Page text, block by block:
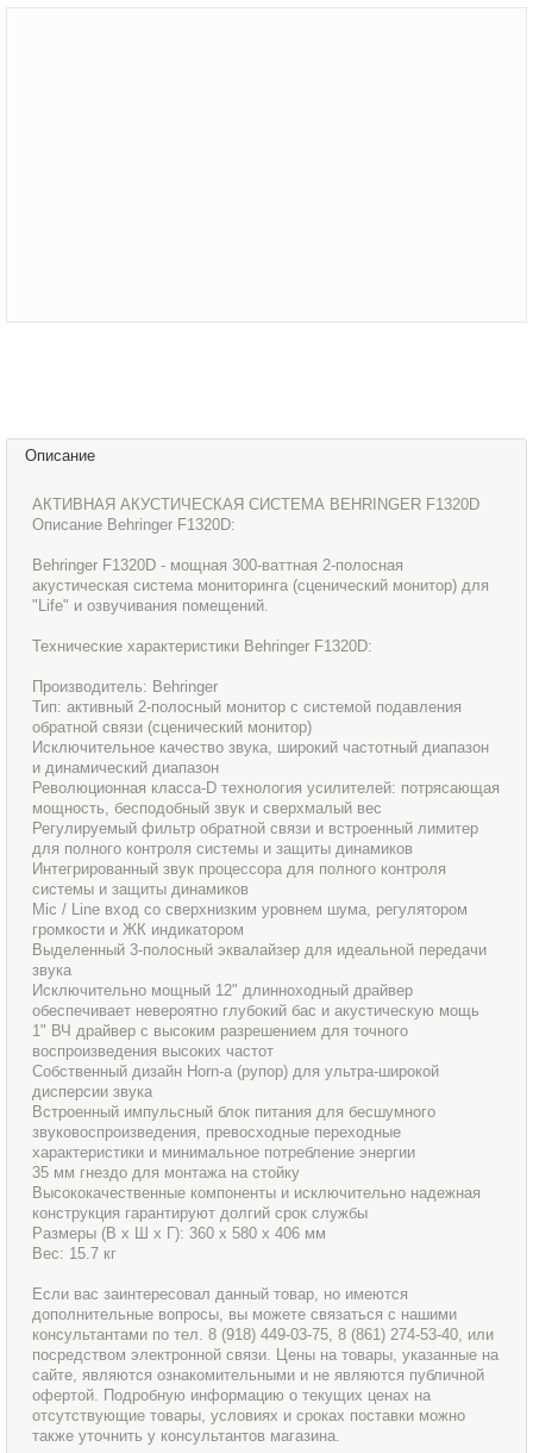
Описание
АКТИВНАЯ АКУСТИЧЕСКАЯ СИСТЕМА BEHRINGER F1320D
Описание Behringer F1320D:
Behringer F1320D - мощная 300-ваттная 2-полосная
акустическая система мониторинга (сценический монитор) для
"Life" и озвучивания помещений.
Технические характеристики Behringer F1320D:
Производитель: Behringer
Тип: активный 2-полосный монитор с системой подавления
обратной связи (сценический монитор)
Исключительное качество звука, широкий частотный диапазон
и динамический диапазон
Революционная класса-D технология усилителей: потрясающая
мощность, бесподобный звук и сверхмалый вес
Регулируемый фильтр обратной связи и встроенный лимитер
для полного контроля системы и защиты динамиков
Интегрированный звук процессора для полного контроля
системы и защиты динамиков
Mic / Line вход со сверхнизким уровнем шума, регулятором
громкости и ЖК индикатором
Выделенный 3-полосный эквалайзер для идеальной передачи
звука
Исключительно мощный 12" длинноходный драйвер
обеспечивает невероятно глубокий бас и акустическую мощь
1" ВЧ драйвер с высоким разрешением для точного
воспроизведения высоких частот
Собственный дизайн Horn-а (рупор) для ультра-широкой
дисперсии звука
Встроенный импульсный блок питания для бесшумного
звуковоспроизведения, превосходные переходные
характеристики и минимальное потребление энергии
35 мм гнездо для монтажа на стойку
Высококачественные компоненты и исключительно надежная
конструкция гарантируют долгий срок службы
Размеры (В х Ш х Г): 360 х 580 х 406 мм
Вес: 15.7 кг
Если вас заинтересовал данный товар, но имеются
дополнительные вопросы, вы можете связаться с нашими
консультантами по тел. 8 (918) 449-03-75, 8 (861) 274-53-40, или
посредством электронной связи. Цены на товары, указанные на
сайте, являются ознакомительными и не являются публичной
офертой. Подробную информацию о текущих ценах на
отсутствующие товары, условиях и сроках поставки можно
также уточнить у консультантов магазина.